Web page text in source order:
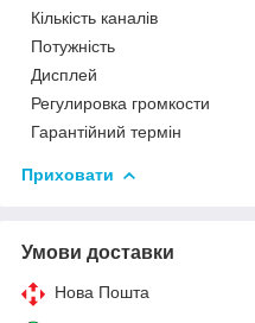
Кількість каналів
Потужність
Дисплей
Регулировка громкости
Гарантійний термін
Приховати
Умови доставки
Нова Пошта